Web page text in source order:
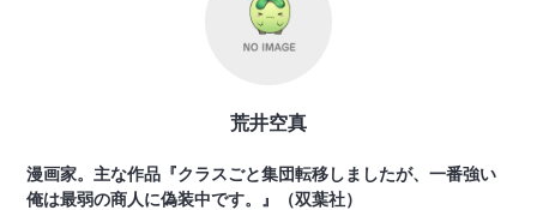
荒井空真
漫画家。主な作品『クラスごと集団転移しましたが、一番強い
俺は最弱の商人に偽装中です。』（双葉社）